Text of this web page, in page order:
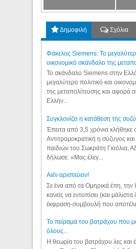
Δημοφιλή Σχόλια
Φάκελος Siemens: Το
οικονομικό σκάνδαλο της
Το σκάνδαλο Siemens στην
μεγαλύτερο πολιτικό και
της μεταπολίτευσης και αφορά
Ελλήν...
Συγκλονίζει η κατάθεση της
Έπειτα από 3,5 χρόνια κλήθηκε
Αντιτρομοκρατική η σύζυγος
παιδιών του Σωκράτη Γκιόλια,
δήλωσε: «Μας έλεγ...
Aιέν αριστεύειν!
Σε ένα από τα Ομηρικά έπη, την
κανείς να εντοπίσει (και
έκφραση-συμβουλή που
Το πείραμα του βατράχου που
όλους...
Η θεωρία του βατράχου λες και